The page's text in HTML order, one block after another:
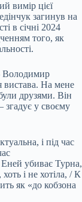
вимір цієї
загинув на
в січні 2024
того, як
Володимир
вистава. На мене
друзями. Він
згадує у своєму
і під час
убиває Турна,
і не хотіла, / К
як «до кобзона